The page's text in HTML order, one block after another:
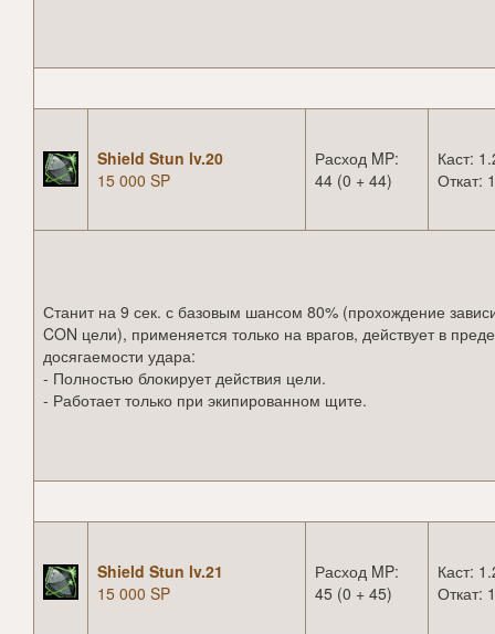
Shield Stun lv.20
15 000 SP
Расход MP:
44 (0 + 44)
Каст:
Откат:
Станит на 9 сек. с базовым шансом 80% (прохождение
CON цели), применяется только на врагов, действует в
досягаемости удара:
- Полностью блокирует действия цели.
- Работает только при экипированном щите.
Shield Stun lv.21
15 000 SP
Расход MP:
45 (0 + 45)
Каст:
Откат: